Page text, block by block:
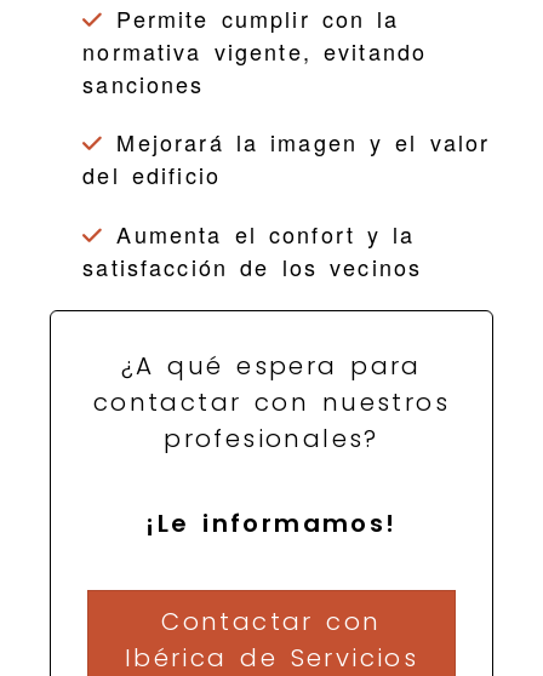
Permite cumplir con la
normativa vigente, evitando
sanciones
Mejorará la imagen y el valor
del edificio
Aumenta el confort y la
satisfacción de los vecinos
¿A qué espera para
contactar con nuestros
profesionales?
¡Le informamos!
Contactar con
Ibérica de Servicios